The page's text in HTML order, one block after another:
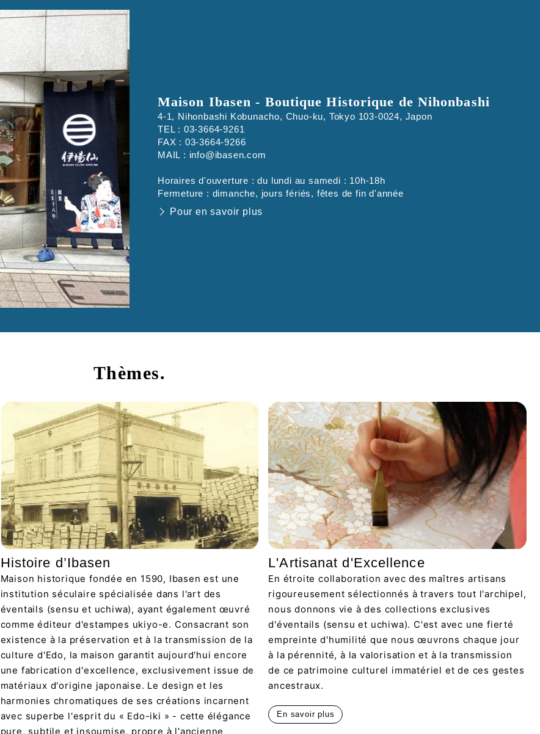
Maison Ibasen - Boutique Historique de Nihonbashi
4-1, Nihonbashi Kobunacho, Chuo-ku, Tokyo 103-0024, Japon
TEL : 03-3664-9261
FAX : 03-3664-9266
MAIL : info@ibasen.com
Horaires d'ouverture : du lundi au samedi : 10h-18h
Fermeture : dimanche, jours fériés, fêtes de fin d'année
Pour en savoir plus
Thèmes.
Histoire d’Ibasen
Maison historique fondée en 1590, Ibasen est une
institution séculaire spécialisée dans l'art des
éventails (sensu et uchiwa), ayant également œuvré
comme éditeur d'estampes ukiyo-e. Consacrant son
existence à la préservation et à la transmission de la
culture d'Edo, la maison garantit aujourd'hui encore
une fabrication d'excellence, exclusivement issue de
matériaux d'origine japonaise. Le design et les
harmonies chromatiques de ses créations incarnent
avec superbe l'esprit du « Edo-iki » - cette élégance
pure, subtile et insoumise, propre à l'ancienne
L'Artisanat d'Excellence
En étroite collaboration avec des maîtres artisans
rigoureusement sélectionnés à travers tout l'archipel,
nous donnons vie à des collections exclusives
d'éventails (sensu et uchiwa). C'est avec une fierté
empreinte d'humilité que nous œuvrons chaque jour
à la pérennité, à la valorisation et à la transmission
de ce patrimoine culturel immatériel et de ces gestes
ancestraux.
En savoir plus